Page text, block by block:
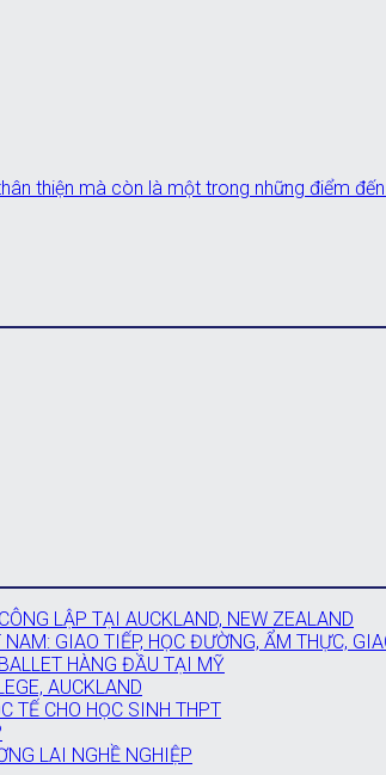
thiện mà còn là một trong những điểm
LẬP TẠI AUCKLAND, NEW ZEALAND
GIAO TIẾP, HỌC ĐƯỜNG, ẨM THỰC,
HÀNG ĐẦU TẠI MỸ
AUCKLAND
TẾ CHO HỌC SINH THPT
LAI NGHỀ NGHIỆP